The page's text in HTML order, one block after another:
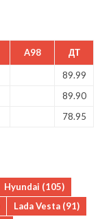
A98 ДТ
89.99
89.90
78.95
Hyundai (105)
Lada Vesta (91)